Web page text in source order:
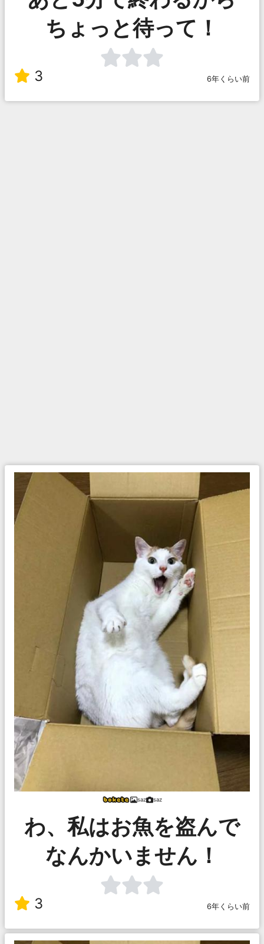
ちょっと待って！
3 6年くらい前
saz saz
わ、私はお魚を盗んで
なんかいません！
3 6年くらい前